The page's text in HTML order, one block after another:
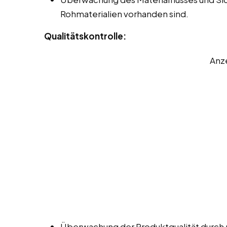
Rohmaterialien vorhanden sind.
Qualitätskontrolle: